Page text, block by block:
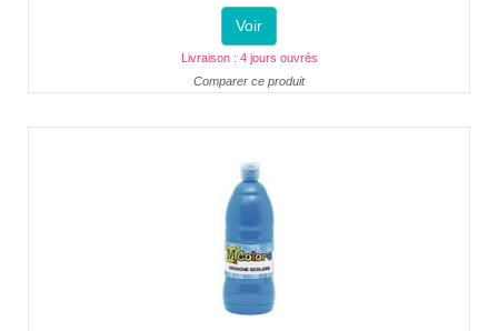
Voir
Livraison : 4 jours ouvrés
Comparer ce produit